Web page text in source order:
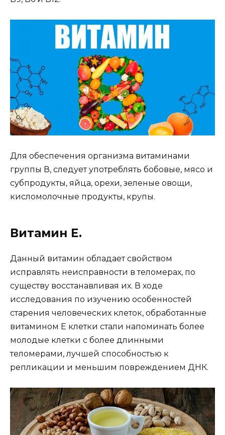
Для обеспечения организма витаминами
группы В, следует употреблять бобовые, мясо и
субпродукты, яйца, орехи, зеленые овощи,
кисломолочные продукты, крупы.
Витамин Е.
Данный витамин обладает свойством
исправлять неисправности в теломерах, по
существу восстанавливая их. В ходе
исследования по изучению особенностей
старения человеческих клеток, обработанные
витамином Е клетки стали напоминать более
молодые клетки с более длинными
теломерами, лучшей способностью к
репликации и меньшим повреждением ДНК.